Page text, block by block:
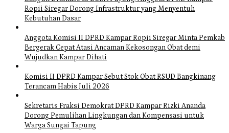
Ropii Siregar Dorong Infrastruktur yang Menyentuh
Kebutuhan Dasar
Anggota Komisi II DPRD Kampar Ropii Siregar Minta Pemkab
Bergerak Cepat Atasi Ancaman Kekosongan Obat demi
Wujudkan Kampar Dihati
Komisi II DPRD Kampar Sebut Stok Obat RSUD Bangkinang
Terancam Habis Juli 2026
Sekretaris Fraksi Demokrat DPRD Kampar Rizki Ananda
Dorong Pemulihan Lingkungan dan Kompensasi untuk
Warga Sungai Tapung